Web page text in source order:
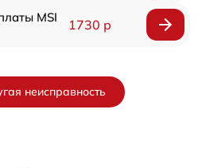
MSI
1730 р
неисправность